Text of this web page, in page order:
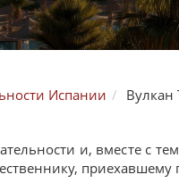
Испании Вулкан
и, вместе с